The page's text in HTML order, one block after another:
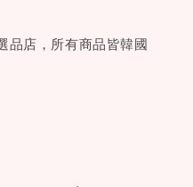
品店，所有商品皆韓國